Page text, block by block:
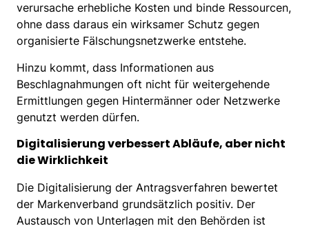
verursache erhebliche Kosten und binde Ressourcen,
ohne dass daraus ein wirksamer Schutz gegen
organisierte Fälschungsnetzwerke entstehe.
Hinzu kommt, dass Informationen aus
Beschlagnahmungen oft nicht für weitergehende
Ermittlungen gegen Hintermänner oder Netzwerke
genutzt werden dürfen.
Digitalisierung verbessert Abläufe, aber nicht
die Wirklichkeit
Die Digitalisierung der Antragsverfahren bewertet
der Markenverband grundsätzlich positiv. Der
Austausch von Unterlagen mit den Behörden ist